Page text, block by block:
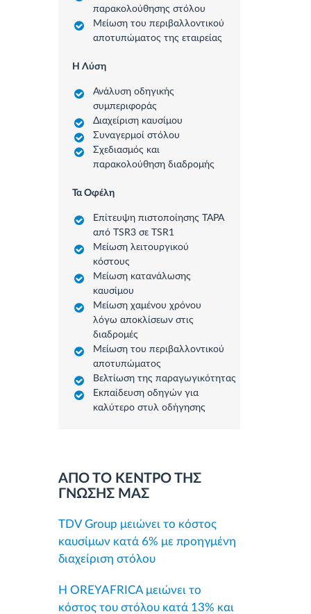
παρακολούθησης στόλου
Μείωση του περιβαλλοντικού
αποτυπώματος της εταιρείας
Η Λύση
Ανάλυση οδηγικής
συμπεριφοράς
Διαχείριση καυσίμου
Συναγερμοί στόλου
Σχεδιασμός και
παρακολούθηση διαδρομής
Τα Οφέλη
Επίτευψη πιστοποίησης TAPA
από TSR3 σε TSR1
Μείωση λειτουργικού
κόστους
Μείωση κατανάλωσης
καυσίμου
Μείωση χαμένου χρόνου
λόγω αποκλίσεων στις
διαδρομές
Μείωση του περιβαλλοντικού
αποτυπώματος
Βελτίωση της παραγωγικότητας
Εκπαίδευση οδηγών για
καλύτερο στυλ οδήγησης
ΑΠΟ ΤΟ ΚΕΝΤΡΟ ΤΗΣ
ΓΝΩΣΗΣ ΜΑΣ
TDV Group μειώνει το κόστος
καυσίμων κατά 6% με προηγμένη
διαχείριση στόλου
Η OREYAFRICA μειώνει το
κόστος του στόλου κατά 13% και